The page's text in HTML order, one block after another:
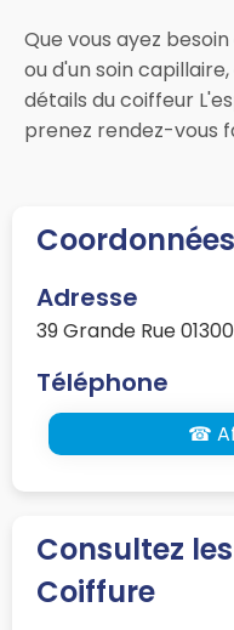
Que vous ayez
ou d'un soin
détails du coiffeur
prenez rendez-vous
Coordonnées
Adresse
39 Grande Rue
Téléphone
☎
Consultez
Coiffure